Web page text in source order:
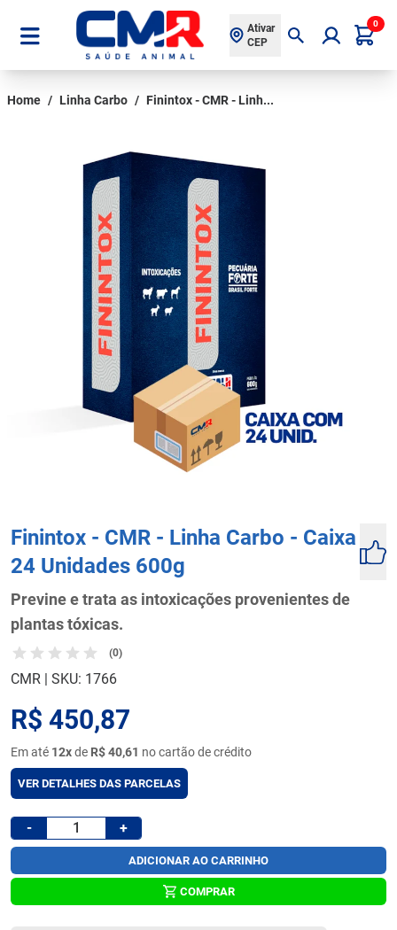
Ativar
CEP
0
Home / Linha Carbo / Finintox - CMR - Linh...
Finintox - CMR - Linha Carbo - Caixa
24 Unidades 600g
Previne e trata as intoxicações provenientes de
plantas tóxicas.
(0)
CMR | SKU: 1766
R$ 450,87
Em até 12xde R$ 40,61 no cartão de crédito
VER DETALHES DAS PARCELAS
- +
ADICIONAR AO CARRINHO
COMPRAR